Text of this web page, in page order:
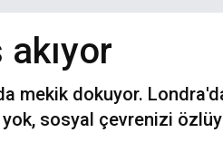
mekik dokuyor.
yok, sosyal çevrenizi